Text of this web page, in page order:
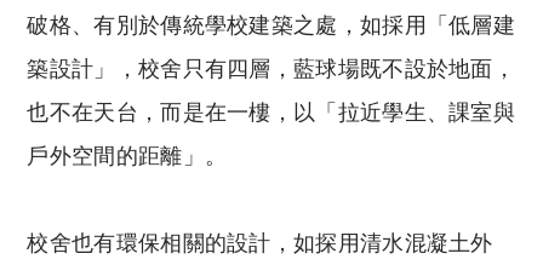
破格、有別於傳統學校建築之處，如採用「低層建
築設計」，校舍只有四層，藍球場既不設於地面，
也不在天台，而是在一樓，以「拉近學生、課室與
戶外空間的距離」。
校舍也有環保相關的設計，如探用清水混凝土外